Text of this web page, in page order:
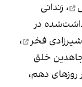
، زندانی
در
فخر
،
خلق
روزهای دهم،